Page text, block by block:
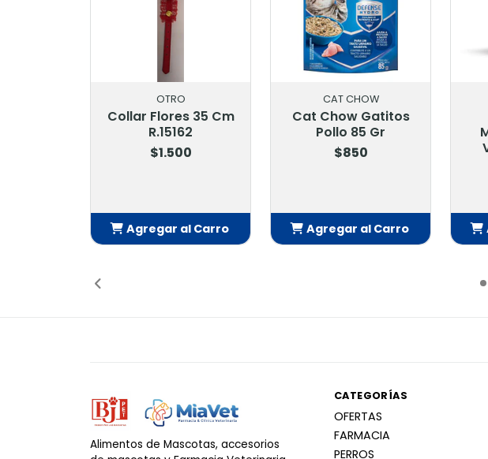
CAT CHOW
Cat Chow Gatitos
Pollo 85 Gr
$850
Agregar al Carro
TASTE
Taste Rocky
Mountain Feline
Venado 6.6 Kg.
Agregar al Carro
Alimentos de Mascotas, accesorios
CATEGORÍAS
OFERTAS
FARMACIA
PERROS